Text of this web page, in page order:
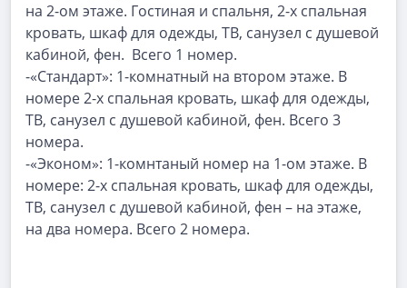
на 2-ом этаже. Гостиная и спальня, 2-х спальная
кровать, шкаф для одежды, ТВ, санузел с душевой
кабиной, фен. Всего 1 номер.
-«Стандарт»: 1-комнатный на втором этаже. В
номере 2-х спальная кровать, шкаф для одежды,
ТВ, санузел с душевой кабиной, фен. Всего 3
номера.
-«Эконом»: 1-комнтаный номер на 1-ом этаже. В
номере: 2-х спальная кровать, шкаф для одежды,
ТВ, санузел с душевой кабиной, фен – на этаже,
на два номера. Всего 2 номера.